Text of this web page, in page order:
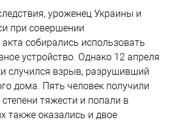
уроженец Украины и
при совершении
акта собирались использовать
устройство. Однако 12 апреля
случился взрыв, разрушивший
дома. Пять человек получили
тяжести и попали в
также оказались и двое